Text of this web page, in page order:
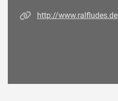
Homepagehttp://www.ralfludes.de